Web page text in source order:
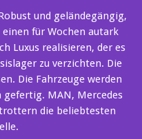
und geländegängig,
für Wochen autark
Luxus realisieren, der es
zu verzichten. Die
Die Fahrzeuge werden
MAN, Mercedes
die beliebtesten